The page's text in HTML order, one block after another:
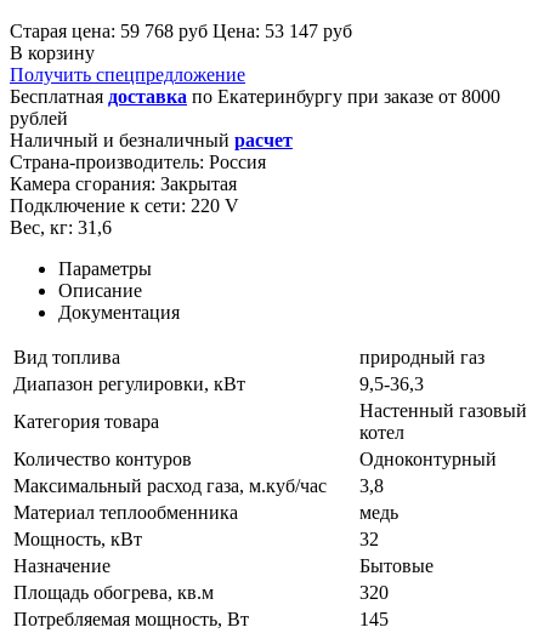
Старая цена: 59 768 руб Цена: 53 147 руб
В корзину
Получить спецпредложение
Бесплатная доставка по Екатеринбургу при заказе от 8000
рублей
Наличный и безналичный расчет
Страна-производитель: Россия
Камера сгорания: Закрытая
Подключение к сети: 220 V
Вес, кг: 31,6
Параметры
Описание
Документация
Вид топлива
природный газ
Диапазон регулировки, кВт
9,5-36,3
Категория товара
Настенный газовый
котел
Количество контуров
Одноконтурный
Максимальный расход газа, м.куб/час
3,8
Материал теплообменника
медь
Мощность, кВт
32
Назначение
Бытовые
Площадь обогрева, кв.м
320
Потребляемая мощность, Вт
145